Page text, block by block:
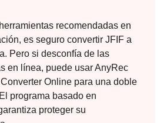
recomendadas en
es seguro convertir JFIF a
Pero si desconfía de las
en línea, puede usar AnyRec
Online para una doble
programa basado en
proteger su